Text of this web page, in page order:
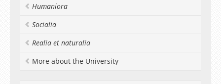
Humaniora
Socialia
Realia et naturalia
More about the University